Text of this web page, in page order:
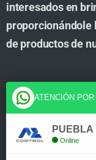
interesados en
proporcionándole
de productos de
Cuenta
Tienda
ATENCIÓN
PUEBLA
Online